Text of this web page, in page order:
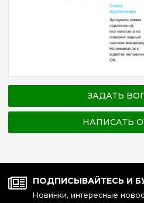
ЗАДАТЬ
НАПИСАТЬ
ПОДПИСЫВАЙТЕСЬ И
Новинки, интересные